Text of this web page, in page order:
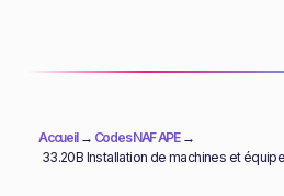
Accueil→ Codes NAF APE→
33.20B Installation de machines et